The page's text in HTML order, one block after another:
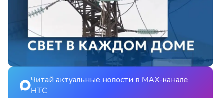
Читай актуальные новости в MAX-канале
НТС